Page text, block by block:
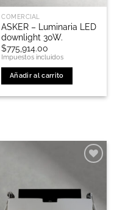
producto
COMERCIAL
ASKER – Luminaria LED
downlight 30W.
$775,914.00
Impuestos incluidos
Añadir al carrito